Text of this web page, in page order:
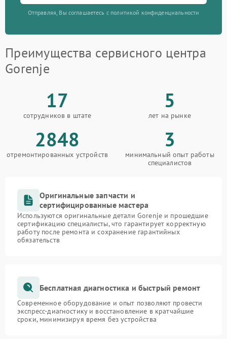
Отправляя, Вы соглашаетесь с политикой конфиденциальности
Преимущества сервисного центра
Gorenje
17
сотрудников в штате
5
лет на рынке
2848
отремонтированных устройств
3
минимальный опыт работы
специалистов
Оригинальные запчасти и
сертифицированные мастера
Используются оригинальные детали Gorenje и прошедшие
сертификацию специалисты, что гарантирует корректную
работу после ремонта и сохранение гарантийных
обязательств
Бесплатная диагностика и быстрый ремонт
Современное оборудование и опыт позволяют провести
экспресс-диагностику и восстановление в кратчайшие
сроки, минимизируя время без устройства